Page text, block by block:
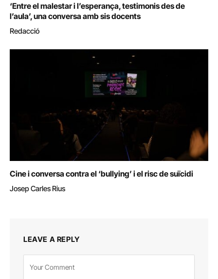
‘Entre el malestar i l’esperança, testimonis des de
l’aula’, una conversa amb sis docents
Redacció
Cine i conversa contra el ‘bullying’ i el risc de suïcidi
Josep Carles Rius
LEAVE A REPLY